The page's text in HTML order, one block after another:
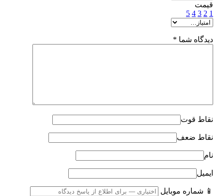
قیمت
1
2
3
4
5
دیدگاه شما *
نقاط قوت
نقاط ضعف
نام
ایمیل
📱 شماره موبایل